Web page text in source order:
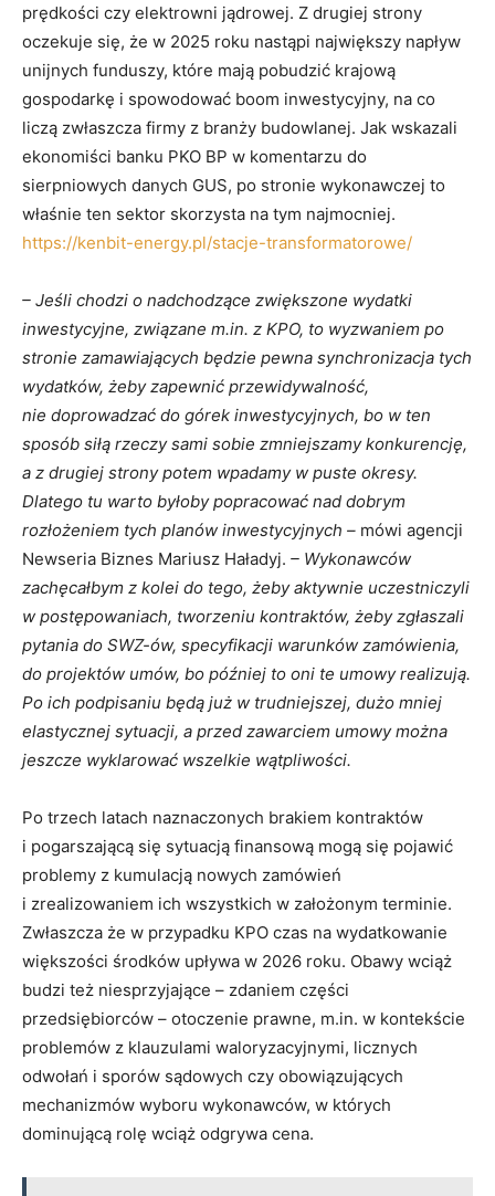
prędkości czy elektrowni jądrowej. Z drugiej strony
oczekuje się, że w 2025 roku nastąpi największy napływ
unijnych funduszy, które mają pobudzić krajową
gospodarkę i spowodować boom inwestycyjny, na co
liczą zwłaszcza firmy z branży budowlanej. Jak wskazali
ekonomiści banku PKO BP w komentarzu do
sierpniowych danych GUS, po stronie wykonawczej to
właśnie ten sektor skorzysta na tym najmocniej.
https://kenbit-energy.pl/stacje-transformatorowe/
– Jeśli chodzi o nadchodzące zwiększone wydatki
inwestycyjne, związane m.in. z KPO, to wyzwaniem po
stronie zamawiających będzie pewna synchronizacja tych
wydatków, żeby zapewnić przewidywalność,
nie doprowadzać do górek inwestycyjnych, bo w ten
sposób siłą rzeczy sami sobie zmniejszamy konkurencję,
a z drugiej strony potem wpadamy w puste okresy.
Dlatego tu warto byłoby popracować nad dobrym
rozłożeniem tych planów inwestycyjnych – mówi agencji
Newseria Biznes Mariusz Haładyj. – Wykonawców
zachęcałbym z kolei do tego, żeby aktywnie uczestniczyli
w postępowaniach, tworzeniu kontraktów, żeby zgłaszali
pytania do SWZ-ów, specyfikacji warunków zamówienia,
do projektów umów, bo później to oni te umowy realizują.
Po ich podpisaniu będą już w trudniejszej, dużo mniej
elastycznej sytuacji, a przed zawarciem umowy można
jeszcze wyklarować wszelkie wątpliwości.
Po trzech latach naznaczonych brakiem kontraktów
i pogarszającą się sytuacją finansową mogą się pojawić
problemy z kumulacją nowych zamówień
i zrealizowaniem ich wszystkich w założonym terminie.
Zwłaszcza że w przypadku KPO czas na wydatkowanie
większości środków upływa w 2026 roku. Obawy wciąż
budzi też niesprzyjające – zdaniem części
przedsiębiorców – otoczenie prawne, m.in. w kontekście
problemów z klauzulami waloryzacyjnymi, licznych
odwołań i sporów sądowych czy obowiązujących
mechanizmów wyboru wykonawców, w których
dominującą rolę wciąż odgrywa cena.